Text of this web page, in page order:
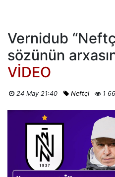
Vernidub
sözünün
VİDEO
24 May 21:40 Neftçi 1